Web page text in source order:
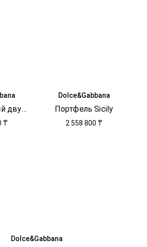
Кашемировый двубортный пиджак
₸
Dolce&Gabbana
Портфель Sicily
2 558 800 ₸
Dolce&Gabbana